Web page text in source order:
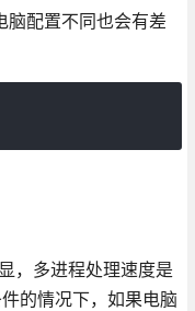
配置不同也会有差
，多进程处理速度是
的情况下，如果电脑